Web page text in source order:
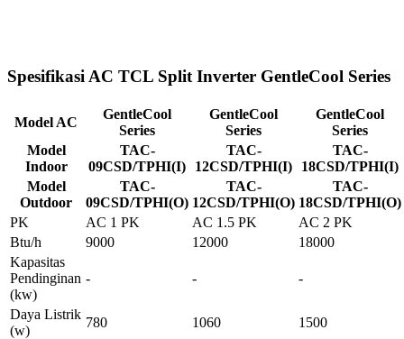
Spesifikasi AC TCL Split Inverter GentleCool Series
Model AC
GentleCool
Series
GentleCool
Series
GentleCool
Series
Model
Indoor
TAC-
09CSD/TPHI(I)
TAC-
12CSD/TPHI(I)
TAC-
18CSD/TPHI(I)
Model
Outdoor
TAC-
09CSD/TPHI(O)
TAC-
12CSD/TPHI(O)
TAC-
18CSD/TPHI(O)
PK
AC 1 PK AC 1.5 PK
AC 2 PK
Btu/h
9000 12000
18000
Kapasitas
Pendinginan
(kw)
- - -
Daya Listrik
(w)
780 1060
1500